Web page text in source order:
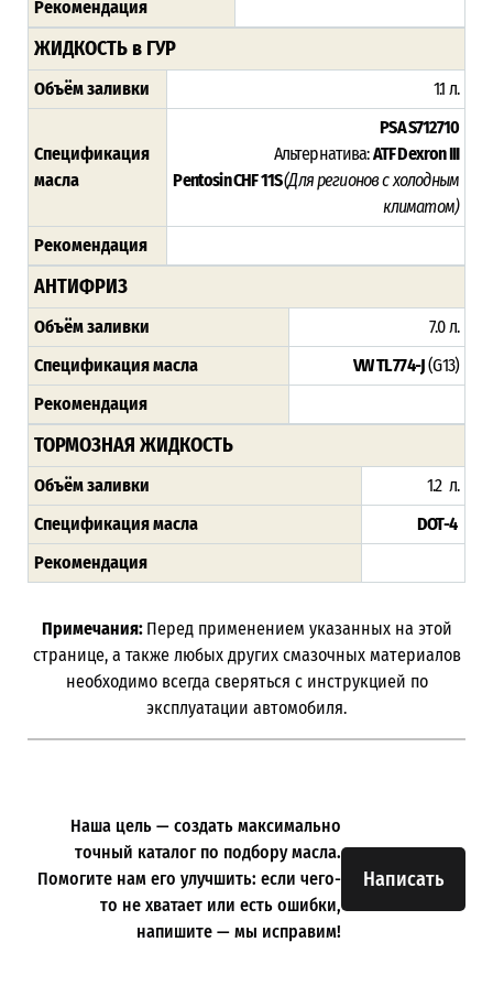
Рекомендация
ЖИДКОСТЬ в ГУР
Объём заливки 1.1 л.
Спецификация
масла
PSA S712710
Альтернатива:ATF Dexron III
Pentosin CHF 11S(Для регионов с холодным
климатом)
Рекомендация
АНТИФРИЗ
Объём заливки
7.0 л.
Спецификация масла
VW TL 774-J(G13)
Рекомендация
ТОРМОЗНАЯ ЖИДКОСТЬ
Объём заливки
1.2 л.
Спецификация масла
DOT-4
Рекомендация
Примечания: Перед применением указанных на этой
странице, а также любых других смазочных материалов
необходимо всегда сверяться с инструкцией по
эксплуатации автомобиля.
Написать
Наша цель — создать максимально
точный каталог по подбору масла.
Помогите нам его улучшить: если чего-
то не хватает или есть ошибки,
напишите — мы исправим!